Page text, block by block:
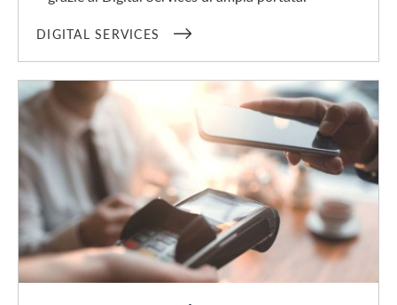
DIGITAL SERVICES
Pagamento in mobilità